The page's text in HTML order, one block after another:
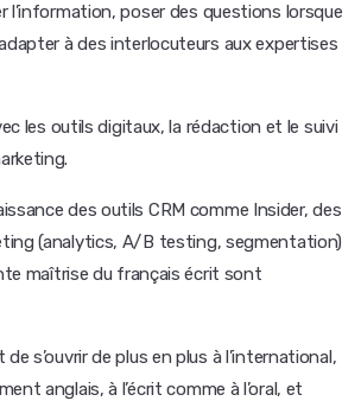
l’information, poser des questions lorsque
à des interlocuteurs aux expertises
les outils digitaux, la rédaction et le suivi
des outils CRM comme Insider, des
(analytics, A/B testing, segmentation)
maîtrise du français écrit sont
s’ouvrir de plus en plus à l’international,
anglais, à l’écrit comme à l’oral, et